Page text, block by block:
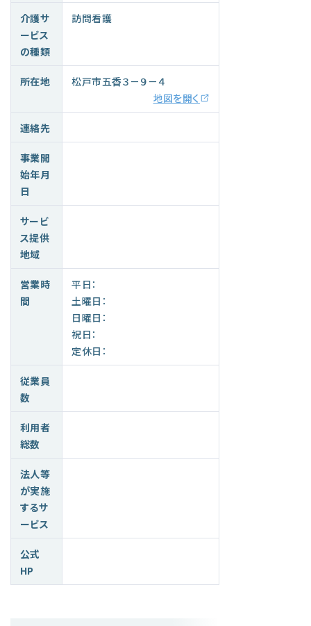
介護サ
ービス
の種類
訪問看護
所在地
松戸市五香３－９－４
地図を開く
連絡先
事業開
始年月
日
サービ
ス提供
地域
営業時
間
平日：
土曜日：
日曜日：
祝日：
定休日：
従業員
数
利用者
総数
法人等
が実施
するサ
ービス
公式
HP